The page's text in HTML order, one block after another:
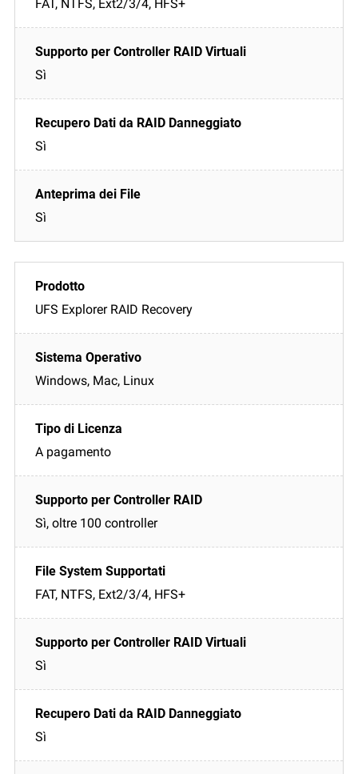
FAT, NTFS, Ext2/3/4, HFS+
Sì
Sì
Sì
UFS Explorer RAID Recovery
Windows, Mac, Linux
A pagamento
Sì, oltre 100 controller
FAT, NTFS, Ext2/3/4, HFS+
Sì
Sì